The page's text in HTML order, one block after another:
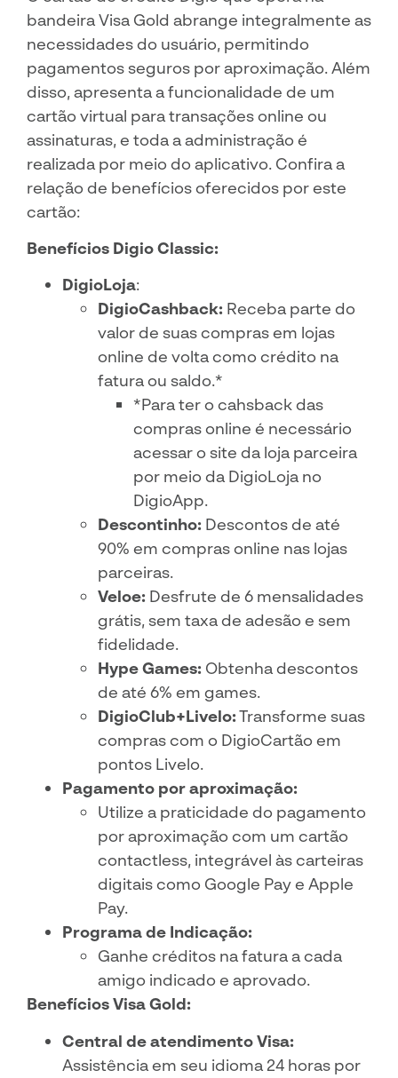
bandeira Visa Gold abrange integralmente as
necessidades do usuário, permitindo
pagamentos seguros por aproximação. Além
disso, apresenta a funcionalidade de um
cartão virtual para transações online ou
assinaturas, e toda a administração é
realizada por meio do aplicativo. Confira a
relação de benefícios oferecidos por este
cartão:
Benefícios Digio Classic:
DigioLoja:
DigioCashback: Receba parte do
valor de suas compras em lojas
online de volta como crédito na
fatura ou saldo.*
*Para ter o cahsback das
compras online é necessário
acessar o site da loja parceira
por meio da DigioLoja no
DigioApp.
Descontinho: Descontos de até
90% em compras online nas lojas
parceiras.
Veloe: Desfrute de 6 mensalidades
grátis, sem taxa de adesão e sem
fidelidade.
Hype Games: Obtenha descontos
de até 6% em games.
DigioClub+Livelo:Transforme suas
compras com o DigioCartão em
pontos Livelo.
Pagamento por aproximação:
Utilize a praticidade do pagamento
por aproximação com um cartão
contactless, integrável às carteiras
digitais como Google Pay e Apple
Pay.
Programa de Indicação:
Ganhe créditos na fatura a cada
amigo indicado e aprovado.
Benefícios Visa Gold:
Central de atendimento Visa:
Assistência em seu idioma 24 horas por